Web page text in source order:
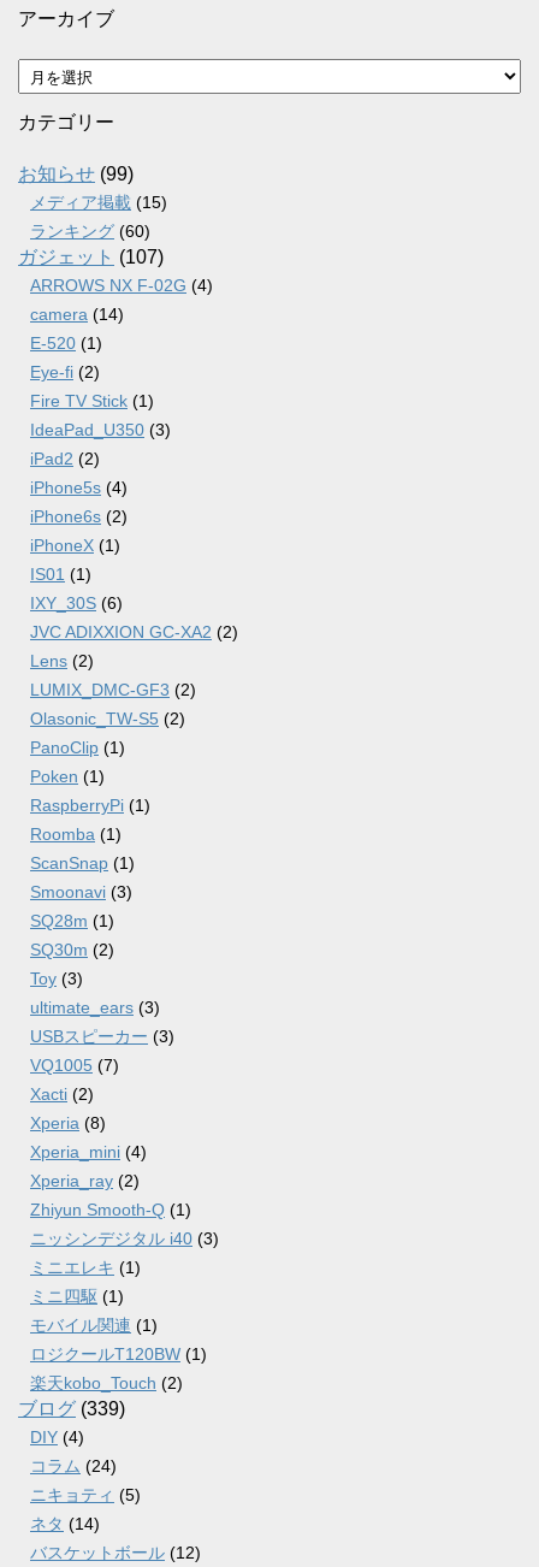
アーカイブ
ア
ー
カ
ブ
カテゴリー
お知らせ (99)
メディア掲載 (15)
ランキング (60)
ガジェット (107)
ARROWS NX F-02G (4)
camera (14)
E-520 (1)
Eye-fi (2)
Fire TV Stick (1)
IdeaPad_U350 (3)
iPad2 (2)
iPhone5s (4)
iPhone6s (2)
iPhoneX (1)
IS01 (1)
IXY_30S (6)
JVC ADIXXION GC-XA2 (2)
Lens (2)
LUMIX_DMC-GF3 (2)
Olasonic_TW-S5 (2)
PanoClip (1)
Poken (1)
RaspberryPi (1)
Roomba (1)
ScanSnap (1)
Smoonavi (3)
SQ28m (1)
SQ30m (2)
Toy (3)
ultimate_ears (3)
USBスピーカー (3)
VQ1005 (7)
Xacti (2)
Xperia (8)
Xperia_mini (4)
Xperia_ray (2)
Zhiyun Smooth-Q (1)
ニッシンデジタル i40 (3)
ミニエレキ (1)
ミニ四駆 (1)
モバイル関連 (1)
ロジクールT120BW (1)
楽天kobo_Touch (2)
ブログ (339)
DIY (4)
コラム (24)
ニキョティ (5)
ネタ (14)
バスケットボール (12)